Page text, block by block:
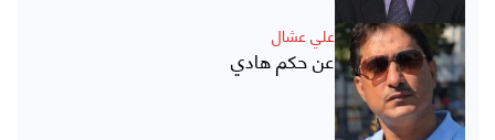
علي عشال
عن حكم هادي